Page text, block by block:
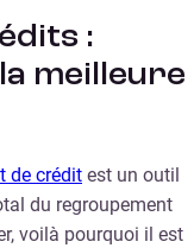
:
meilleure
de crédit est un outil
du regroupement
voilà pourquoi il est